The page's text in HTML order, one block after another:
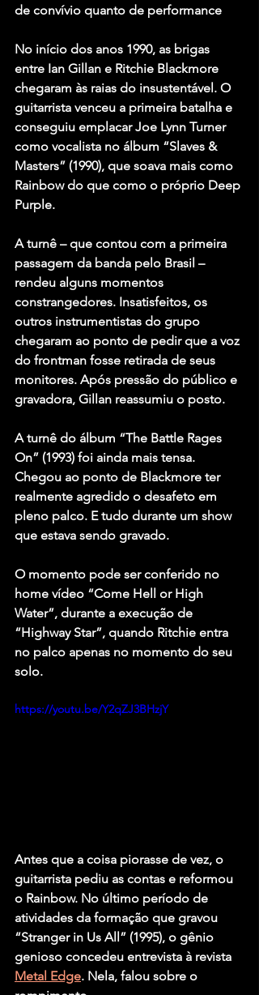
de convívio quanto de performance
No início dos anos 1990, as brigas
entre Ian Gillan e Ritchie Blackmore
chegaram às raias do insustentável. O
guitarrista venceu a primeira batalha e
conseguiu emplacar Joe Lynn Turner
como vocalista no álbum “Slaves &
Masters” (1990), que soava mais como
Rainbow do que como o próprio Deep
Purple.
A turnê – que contou com a primeira
passagem da banda pelo Brasil –
rendeu alguns momentos
constrangedores. Insatisfeitos, os
outros instrumentistas do grupo
chegaram ao ponto de pedir que a voz
do frontman fosse retirada de seus
monitores. Após pressão do público e
gravadora, Gillan reassumiu o posto.
A turnê do álbum “The Battle Rages
On” (1993) foi ainda mais tensa.
Chegou ao ponto de Blackmore ter
realmente agredido o desafeto em
pleno palco. E tudo durante um show
que estava sendo gravado.
O momento pode ser conferido no
home vídeo “Come Hell or High
Water”, durante a execução de
“Highway Star”, quando Ritchie entra
no palco apenas no momento do seu
solo.
https://youtu.be/Y2qZJ3BHzjY
Antes que a coisa piorasse de vez, o
guitarrista pediu as contas e reformou
o Rainbow. No último período de
atividades da formação que gravou
“Stranger in Us All” (1995), o gênio
genioso concedeu entrevista à revista
Metal Edge. Nela, falou sobre o